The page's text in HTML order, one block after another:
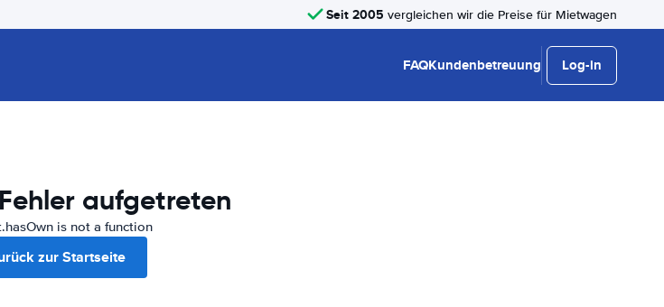
Seit 2005 vergleichen wir die Preise für Mietwagen
FAQKundenbetreuung Log-in
aufgetreten
is not a function
zur Startseite